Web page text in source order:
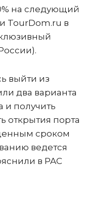
на следующий
TourDom.ru в
выйти из
два варианта
и получить
открытия порта
сроком
ведется
в PAC